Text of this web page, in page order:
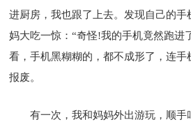
进厨房，我也跟了上去。发现自己的
妈大吃一惊：“奇怪!我的手机竟然跑进
看，手机黑糊糊的，都不成形了，连
报废。
有一次，我和妈妈外出游玩，顺